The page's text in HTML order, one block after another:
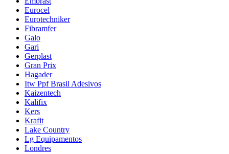
Eurocel
Eurotechniker
Fibramfer
Galo
Gari
Gerplast
Gran Prix
Hagader
Itw Ppf Brasil Adesivos
Kaizentech
Kalifix
Kers
Krafit
Lake Country
Lg Equipamentos
Londres